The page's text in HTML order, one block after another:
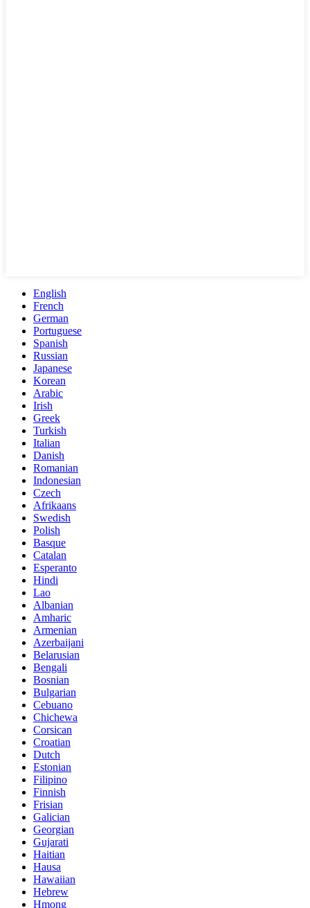
English
French
German
Portuguese
Spanish
Russian
Japanese
Korean
Arabic
Irish
Greek
Turkish
Italian
Danish
Romanian
Indonesian
Czech
Afrikaans
Swedish
Polish
Basque
Catalan
Esperanto
Hindi
Lao
Albanian
Amharic
Armenian
Azerbaijani
Belarusian
Bengali
Bosnian
Bulgarian
Cebuano
Chichewa
Corsican
Croatian
Dutch
Estonian
Filipino
Finnish
Frisian
Galician
Georgian
Gujarati
Haitian
Hausa
Hawaiian
Hebrew
Hmong